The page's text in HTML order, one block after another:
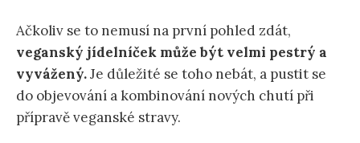
Ačkoliv se to nemusí na první pohled zdát,
veganský jídelníček může být velmi pestrý a
vyvážený.Je důležité se toho nebát, a pustit se
do objevování a kombinování nových chutí při
přípravě veganské stravy.